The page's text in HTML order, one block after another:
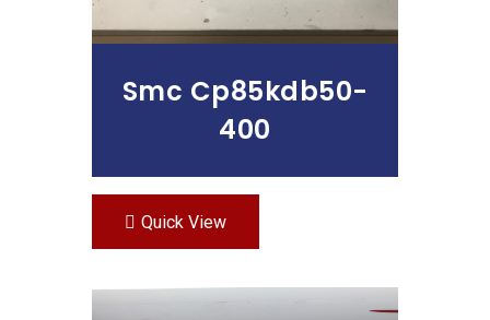
Smc Cp85kdb50-
400
Quick View